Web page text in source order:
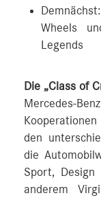
Wheels
Legends
Die „Class of
Mercedes-
den
die
Sport,
anderem